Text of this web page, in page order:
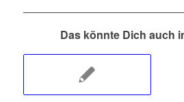
Das könnte Dich auch